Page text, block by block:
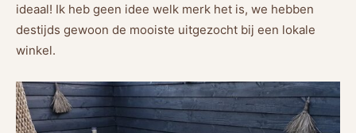
ideaal! Ik heb geen idee welk merk het is, we hebben
destijds gewoon de mooiste uitgezocht bij een lokale
winkel.